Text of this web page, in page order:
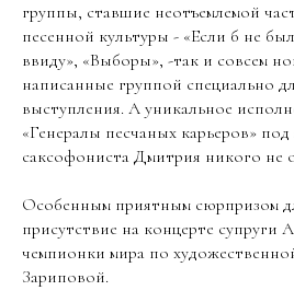
группы, ставшие неотъемлемой
песенной культуры - «Если б не
ввиду», «Выборы», -так и совсем
написанные группой специально
выступления. А уникальное
«Генералы песчаных карьеров»
саксофониста Дмитрия никого не
Особенным приятным сюрпризом
присутствие на концерте супруги
чемпионки мира по
Зариповой.